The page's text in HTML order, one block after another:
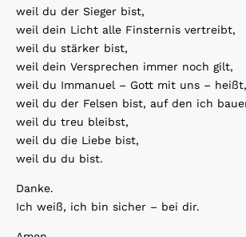
weil du der Sieger bist,
weil dein Licht alle Finsternis vertreibt,
weil du stärker bist,
weil dein Versprechen immer noch gilt,
weil du Immanuel – Gott mit uns – heißt,
weil du der Felsen bist, auf den ich
weil du treu bleibst,
weil du die Liebe bist,
weil du du bist.
Danke.
Ich weiß, ich bin sicher – bei dir.